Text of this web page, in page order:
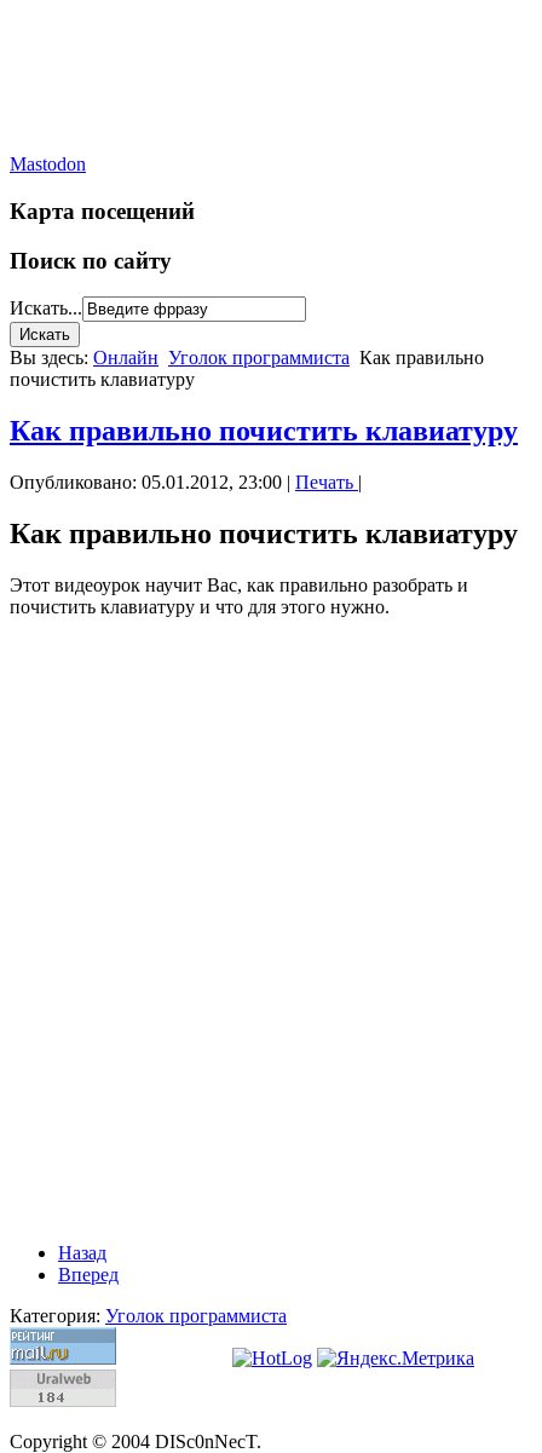
Mastodon
Карта посещений
Поиск по сайту
Искать...
Вы здесь: Онлайн Уголок программиста Как правильно
почистить клавиатуру
Как правильно почистить клавиатуру
Опубликовано: 05.01.2012, 23:00 | Печать |
Как правильно почистить клавиатуру
Этот видеоурок научит Вас, как правильно разобрать и
почистить клавиатуру и что для этого нужно.
Назад
Вперед
Категория: Уголок программиста
Copyright © 2004 DISc0nNecT.